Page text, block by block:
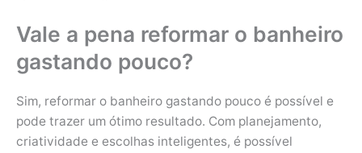
Vale a pena reformar o banheiro
gastando pouco?
Sim, reformar o banheiro gastando pouco é possível e
pode trazer um ótimo resultado. Com planejamento,
criatividade e escolhas inteligentes, é possível